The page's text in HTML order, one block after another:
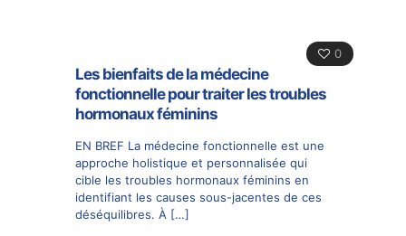
0
Les bienfaits de la médecine
fonctionnelle pour traiter les troubles
hormonaux féminins
EN BREF La médecine fonctionnelle est une
approche holistique et personnalisée qui
cible les troubles hormonaux féminins en
identifiant les causes sous-jacentes de ces
déséquilibres. À […]